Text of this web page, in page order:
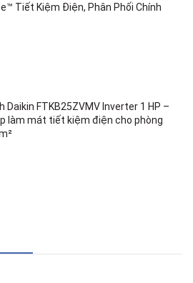
Tiết Kiệm Điện, Phân Phối Chính
Daikin FTKB25ZVMV Inverter 1 HP –
làm mát tiết kiệm điện cho phòng